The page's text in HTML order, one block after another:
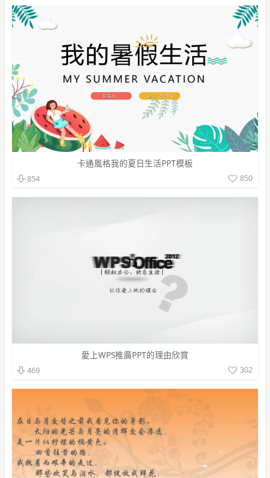
卡通風格我的夏日生活PPT模板
854 850
愛上WPS推廣PPT的理由欣賞
469 302